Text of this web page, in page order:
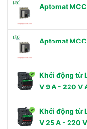
Aptomat
Aptomat
Khởi động từ
V 9 A - 220 V
Khởi động từ
V 25 A - 220